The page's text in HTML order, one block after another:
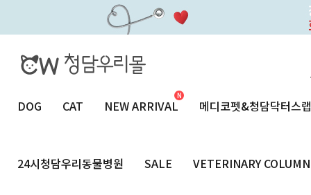
DOG CAT NEW ARRIVAL 메디코펫&청담닥터스랩
24시청담우리동물병원 SALE VETERINARY COLUMN